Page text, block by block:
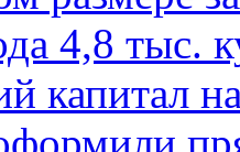
4,8 тыс.
капитал